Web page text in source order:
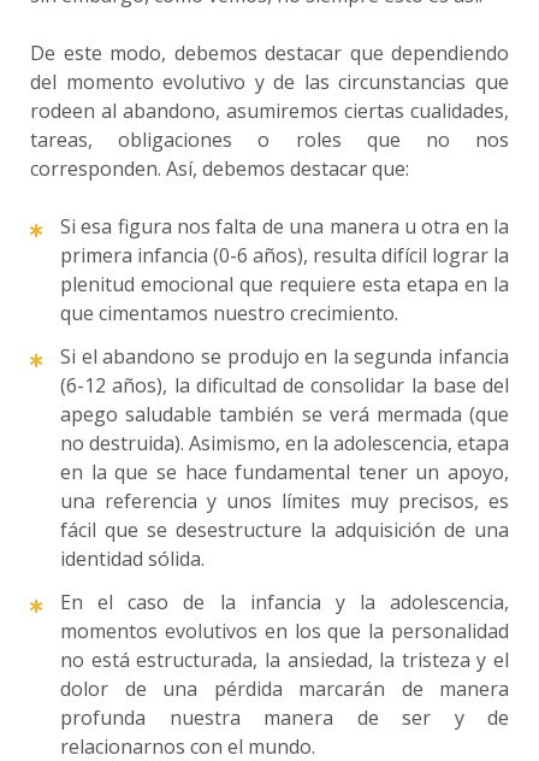
De este modo, debemos destacar que dependiendo
del momento evolutivo y de las circunstancias que
rodeen al abandono, asumiremos ciertas cualidades,
tareas, obligaciones o roles que no nos
corresponden. Así, debemos destacar que:
Si esa figura nos falta de una manera u otra en la
primera infancia (0-6 años), resulta difícil lograr la
plenitud emocional que requiere esta etapa en la
que cimentamos nuestro crecimiento.
Si el abandono se produjo en la segunda infancia
(6-12 años), la dificultad de consolidar la base del
apego saludable también se verá mermada (que
no destruida). Asimismo, en la adolescencia, etapa
en la que se hace fundamental tener un apoyo,
una referencia y unos límites muy precisos, es
fácil que se desestructure la adquisición de una
identidad sólida.
En el caso de la infancia y la adolescencia,
momentos evolutivos en los que la personalidad
no está estructurada, la ansiedad, la tristeza y el
dolor de una pérdida marcarán de manera
profunda nuestra manera de ser y de
relacionarnos con el mundo.